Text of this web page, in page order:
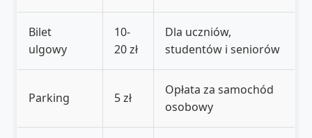
Bilet
ulgowy
10-
20 zł
Dla uczniów,
studentów i seniorów
Parking 5 zł
Opłata za samochód
osobowy